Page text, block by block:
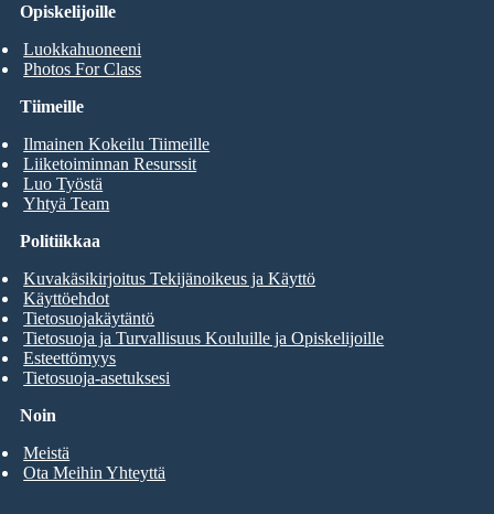
Opiskelijoille
Luokkahuoneeni
Photos For Class
Tiimeille
Ilmainen Kokeilu Tiimeille
Liiketoiminnan Resurssit
Luo Työstä
Yhtyä Team
Noin
Meistä
Ota Meihin Yhteyttä
Politiikkaa
Kuvakäsikirjoitus Tekijänoikeus ja Käyttö
Käyttöehdot
Tietosuojakäytäntö
Tietosuoja ja Turvallisuus Kouluille ja Opiskelijoille
Esteettömyys
Tietosuoja-asetuksesi